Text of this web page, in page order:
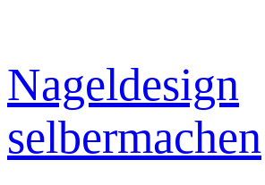
springen
Nageldesign
selbermachen